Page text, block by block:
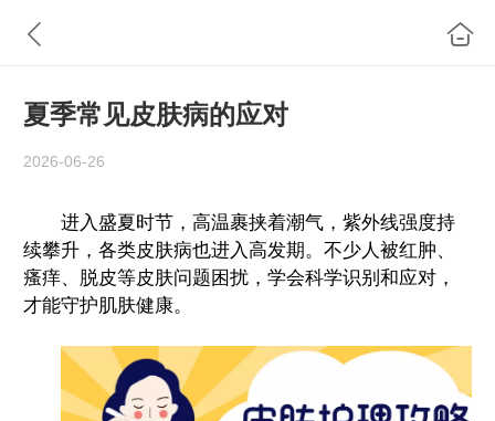
夏季常见皮肤病的应对
2026-06-26
进入盛夏时节，高温裹挟着潮气，紫外线强度持
续攀升，各类皮肤病也进入高发期。不少人被红肿、
瘙痒、脱皮等皮肤问题困扰，学会科学识别和应对，
才能守护肌肤健康。